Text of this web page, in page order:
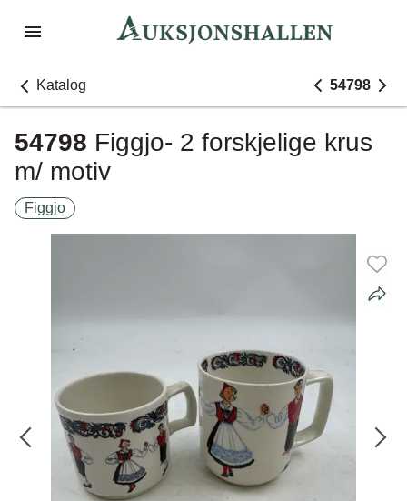
Katalog 54798
54798 Figgjo- 2 forskjelige krus
m/ motiv
Figgjo